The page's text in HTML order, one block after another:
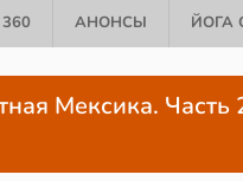
360 АНОНСЫ ЙОГА
Мексика.